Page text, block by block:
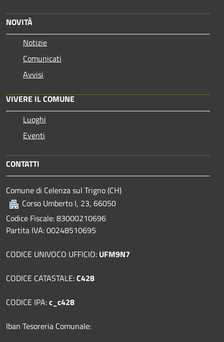
NOVITÀ
Notizie
Comunicati
Avvisi
VIVERE IL COMUNE
Luoghi
Eventi
CONTATTI
Comune di Celenza sul Trigno (CH)
Corso Umberto I, 23, 66050
Codice Fiscale: 83000210696
Partita IVA: 00248510695
CODICE UNIVOCO UFFICIO: UFM9N7
CODICE CATASTALE:C428
CODICE IPA:c_c428
Iban Tesoreria Comunale: